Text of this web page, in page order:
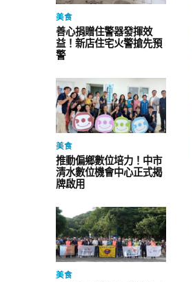
美食
善心捐贈住警器發揮效
益！新店住宅火警搶先預
警
美食
推動偏鄉數位培力！中市
清水數位機會中心正式揭
牌啟用
美食